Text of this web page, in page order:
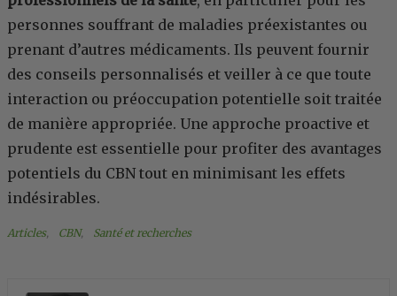
personnes souffrant de maladies préexistantes ou
prenant d’autres médicaments. Ils peuvent fournir
des conseils personnalisés et veiller à ce que toute
interaction ou préoccupation potentielle soit traitée
de manière appropriée. Une approche proactive et
prudente est essentielle pour profiter des avantages
potentiels du CBN tout en minimisant les effets
indésirables.
Articles, CBN, Santé et recherches